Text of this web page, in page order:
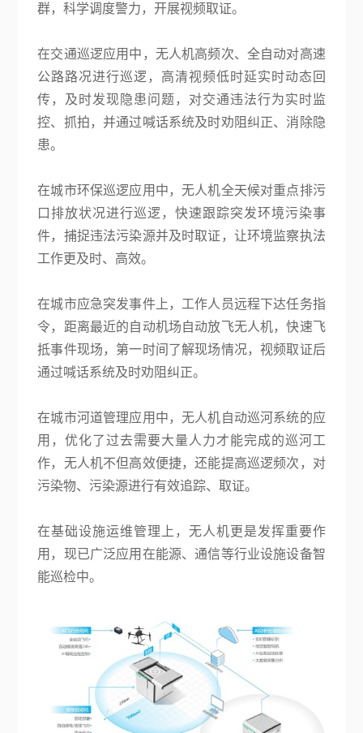
群，科学调度警力，开展视频取证。
在交通巡逻应用中，无人机高频次、全自动对高速
公路路况进行巡逻，高清视频低时延实时动态回
传，及时发现隐患问题，对交通违法行为实时监
控、抓拍，并通过喊话系统及时劝阻纠正、消除隐
患。
在城市环保巡逻应用中，无人机全天候对重点排污
口排放状况进行巡逻，快速跟踪突发环境污染事
件，捕捉违法污染源并及时取证，让环境监察执法
工作更及时、高效。
在城市应急突发事件上，工作人员远程下达任务指
令，距离最近的自动机场自动放飞无人机，快速飞
抵事件现场，第一时间了解现场情况，视频取证后
通过喊话系统及时劝阻纠正。
在城市河道管理应用中，无人机自动巡河系统的应
用，优化了过去需要大量人力才能完成的巡河工
作，无人机不但高效便捷，还能提高巡逻频次，对
污染物、污染源进行有效追踪、取证。
在基础设施运维管理上，无人机更是发挥重要作
用，现已广泛应用在能源、通信等行业设施设备智
能巡检中。